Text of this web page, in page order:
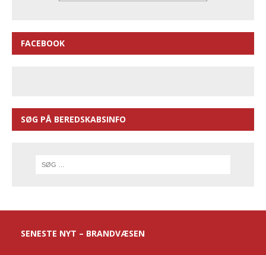
FACEBOOK
SØG PÅ BEREDSKABSINFO
SENESTE NYT – BRANDVÆSEN